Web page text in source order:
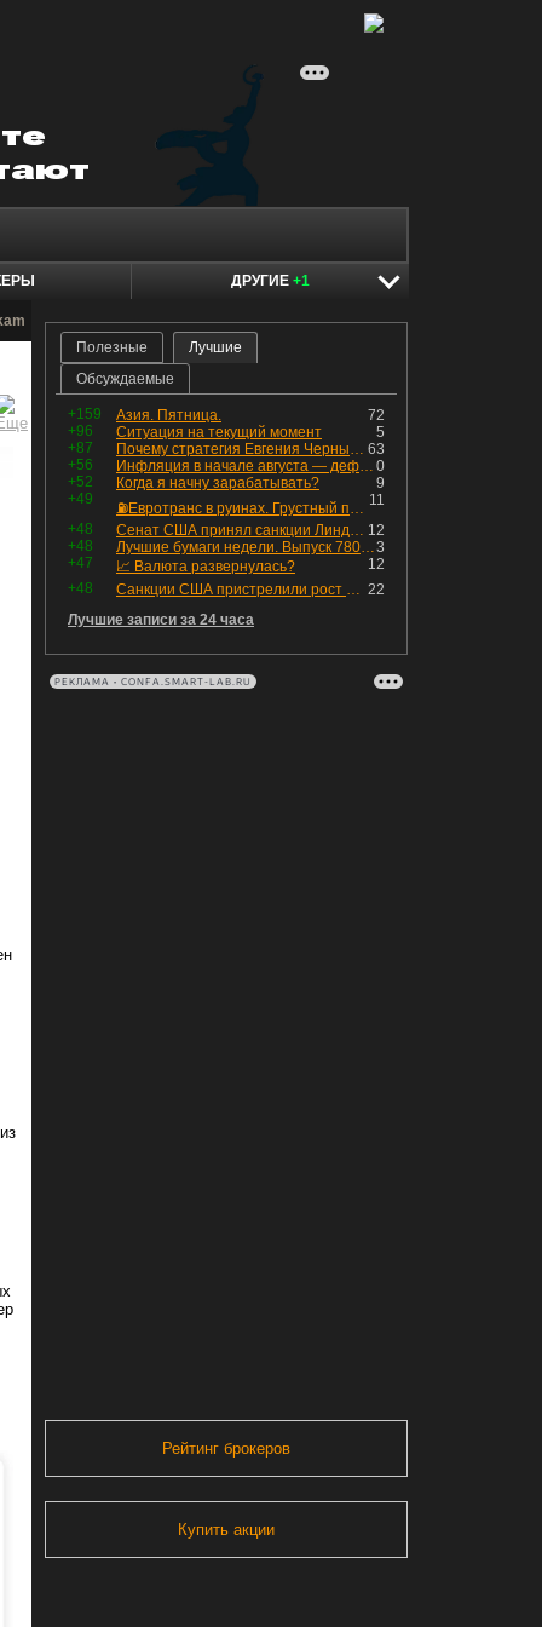
ДРУГИЕ +1
Полезные
Лучшие
Обсуждаемые
+159 72
Азия. Пятница.
+96
5
Ситуация на текущий момент
+87
63
Почему стратегия Евгения Черных приведет вас к убыткам в 2026 году
+56
0
Инфляция в начале августа — дефляция из-за топлива и плодоовощной корзины, но услуги продолжают дорожать, а рубль начал ослабевать.
+52
9
Когда я начну зарабатывать?
+49
11
⛽️Евротранс в руинах. Грустный пост😶😞 Что изменилось в облигациях?
+48
12
Сенат США принял санкции Линдси Грэма против России
+48
3
Лучшие бумаги недели. Выпуск 780 – обновления для пятницы
+47
12
📈 Валюта развернулась?
+48
22
Санкции США пристрелили рост акций в России
Лучшие записи за 24 часа
РЕКЛАМА • CONFA.SMART-LAB.RU
Рейтинг брокеров
Купить акции